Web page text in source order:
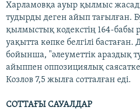
Харламовқа ауыр қылмыс
тудырды деген айып тағылған.
қылмыстық кодекстің 164-бабы
уақытта көпке белгілі бастаған.
бойынша, "әлеуметтік араздық
айыппен оппозициялық
Козлов 7,5 жылға сотталған еді.
СОТТАҒЫ САУАЛДАР